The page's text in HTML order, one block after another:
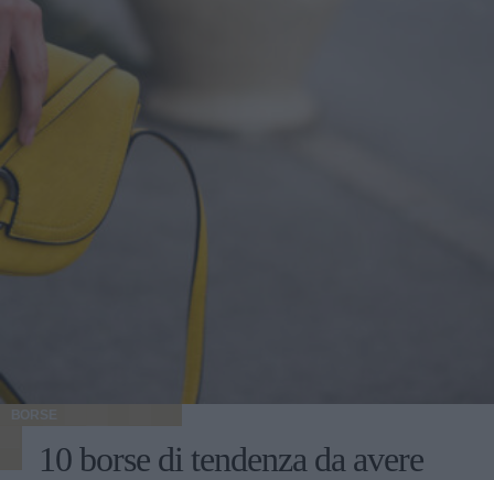
BORSE
10 borse di tendenza da avere